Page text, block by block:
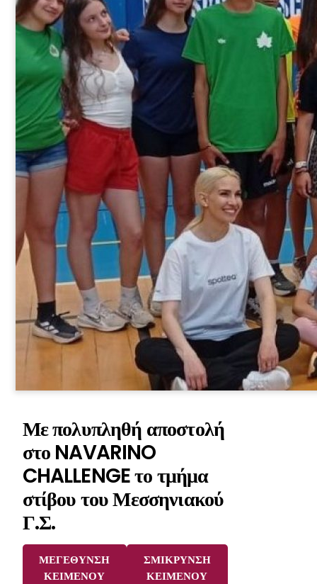
Με πολυπληθή αποστολή
στο NAVARINO
CHALLENGE το τμήμα
στίβου του Μεσσηνιακού
Γ.Σ.
ΜΕΓΕΘΥΝΣΗ
ΚΕΙΜΕΝΟΥ
ΣΜΙΚΡΥΝΣΗ
ΚΕΙΜΕΝΟΥ